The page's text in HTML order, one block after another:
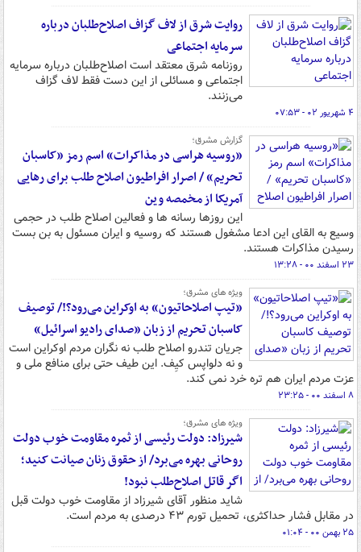
روایت شرق از لاف گزاف اصلاح‌طلبان درباره
سرمایه اجتماعی
روزنامه شرق معتقد است اصلاح‌طلبان درباره سرمایه
اجتماعی و مسائلی از این دست فقط لاف گزاف
می‌زنند.
۴ شهریور ۰۲ - ۰۷:۵۳
گزارش مشرق؛
«روسیه هراسی در مذاکرات» اسم رمز «کاسبان
تحریم» / اصرار افراطیون اصلاح طلب برای رهایی
آمریکا از مخمصه وین
این روزها رسانه ها و فعالین اصلاح طلب در حجمی
وسیع به القای این ادعا مشغول هستند که روسیه و ایران مسئول به بن بست
رسیدن مذاکرات هستند.
۲۳ اسفند ۰۰ - ۱۳:۲۸
ویژه های مشرق؛
«تیپ اصلاحاتیون» به اوکراین می‌رود؟!/ توصیف
کاسبان تحریم از زبان «صدای رادیو اسرائیل»
جریان تندرو اصلاح طلب نه نگران مردم اوکراین است
و نه دلواپس کیِف. این طیف حتی برای منافع ملی و
عزت مردم ایران هم تره خرد نمی کند.
۸ اسفند ۰۰ - ۲۳:۲۵
ویژه های مشرق؛
شیرزاد: دولت رئیسی از ثمره مقاومت خوب دولت
روحانی بهره می‌برد/ از حقوق زنان صیانت کنید؛
اگر قاتل اصلاح‌طلب نبود!
شاید منظور آقای شیرزاد از مقاومت خوب دولت قبل
در مقابل فشار حداکثری، تحمیل تورم ۴۳ درصدی به مردم است.
۲۵ بهمن ۰۰ - ۰۱:۰۴